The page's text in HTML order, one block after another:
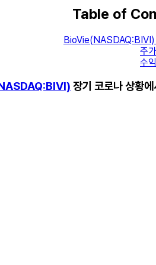
Table of
BioVie(NASDAQ:BIVI)
주
수
장기 코로나 상황